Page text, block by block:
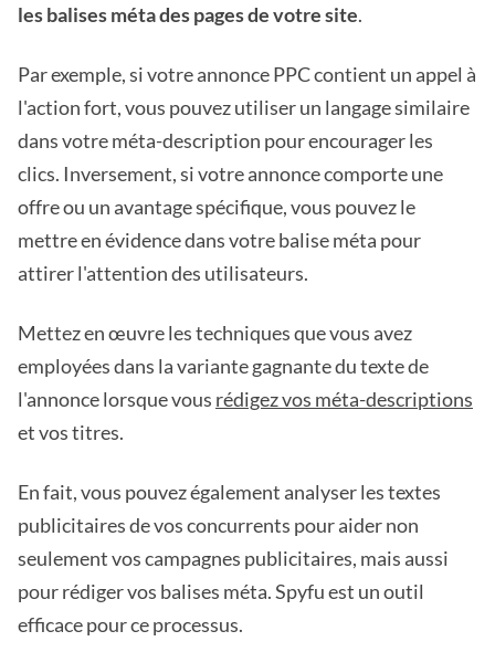
les balises méta des pages de votre site.
Par exemple, si votre annonce PPC contient un appel à
l'action fort, vous pouvez utiliser un langage similaire
dans votre méta-description pour encourager les
clics. Inversement, si votre annonce comporte une
offre ou un avantage spécifique, vous pouvez le
mettre en évidence dans votre balise méta pour
attirer l'attention des utilisateurs.
Mettez en œuvre les techniques que vous avez
employées dans la variante gagnante du texte de
l'annonce lorsque vous rédigez vos méta-descriptions
et vos titres.
En fait, vous pouvez également analyser les textes
publicitaires de vos concurrents pour aider non
seulement vos campagnes publicitaires, mais aussi
pour rédiger vos balises méta. Spyfu est un outil
efficace pour ce processus.